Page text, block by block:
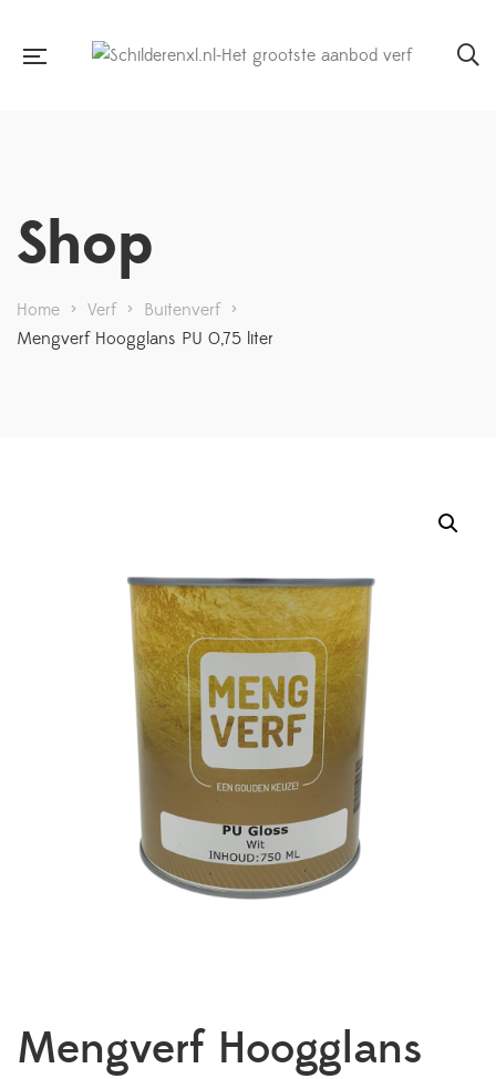
Shop
Home > Verf > Buitenverf >
Mengverf Hoogglans PU 0,75 liter
Mengverf Hoogglans